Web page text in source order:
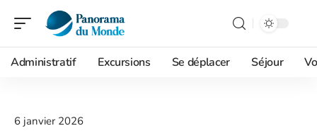
Administratif Excursions Se déplacer Séjour
6 janvier 2026